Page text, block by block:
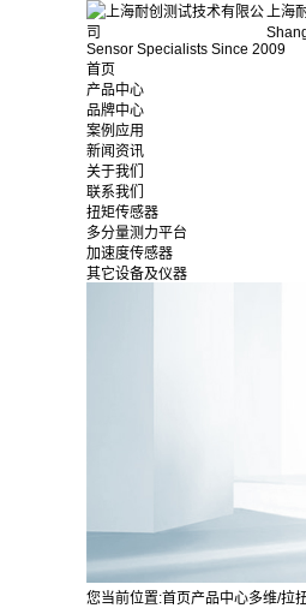
上海
Sensor Specialists Since 2009
首页
产品中心
品牌中心
案例应用
新闻资讯
关于我们
联系我们
扭矩传感器
多分量测力平台
加速度传感器
其它设备及仪器
您当前位置:首页产品中心多维/拉